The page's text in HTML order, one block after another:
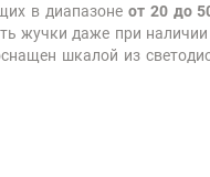
в диапазоне от 20 до
жучки даже при
шкалой из